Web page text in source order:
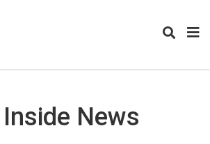
Inside News